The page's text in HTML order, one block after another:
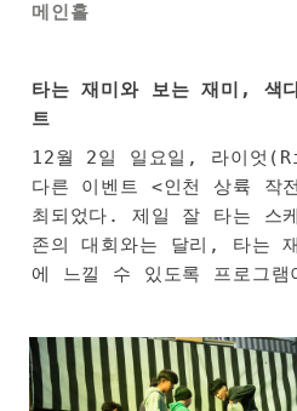
메인홀
타는 재미와 보는 재미, 색
트
12월 2일 일요일, 라이엇
다른 이벤트 <인천 상륙 작
최되었다. 제일 잘 타는 스
존의 대회와는 달리, 타는
에 느낄 수 있도록 프로그램